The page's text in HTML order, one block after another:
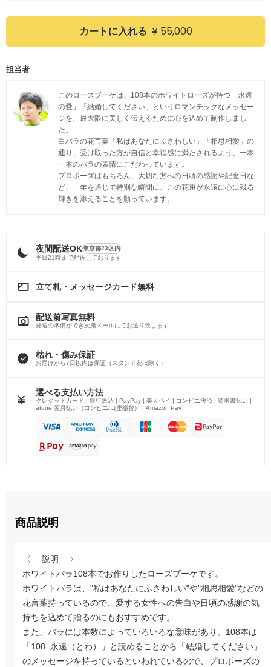
カートに入れる ¥ 55,000
担当者
このローズブーケは、108本のホワイトローズが持つ「永遠
の愛」「結婚してください」というロマンチックなメッセー
ジを、最大限に美しく伝えるために心を込めて制作しまし
た。
白バラの花言葉「私はあなたにふさわしい」「相思相愛」の
通り、受け取った方が自信と幸福感に満たされるよう、一本
一本のバラの表情にこだわっています。
プロポーズはもちろん、大切な方への日頃の感謝や記念日な
ど、一年を通じて特別な瞬間に、この花束が永遠に心に残る
輝きを添えることを願っています。
夜間配送OK東京都23区内
平日21時まで配送しております
立て札・メッセージカード無料
配送前写真無料
発送の準備ができ次第メールにてお送り致します
枯れ・傷み保証
お届けから7日以内は保証（スタンド花は除く）
選べる支払い方法
クレジットカード | 銀行振込 | PayPay | 楽天ペイ | コンビニ決済 | 請求書払い |
atone 翌月払い（コンビニ/口座振替） | Amazon Pay
商品説明
〈 説明 〉
ホワイトバラ108本でお作りしたローズブーケです。
ホワイトバラは、"私はあなたにふさわしい"や"相思相愛"などの
花言葉持っているので、愛する女性への告白や日頃の感謝の気
持ちを込めて贈るのにもおすすめです。
また、バラには本数によっていろいろな意味があり、108本は
「108=永遠（とわ）」と読めることから「結婚してください」
のメッセージを持っているといわれているので、プロポーズの